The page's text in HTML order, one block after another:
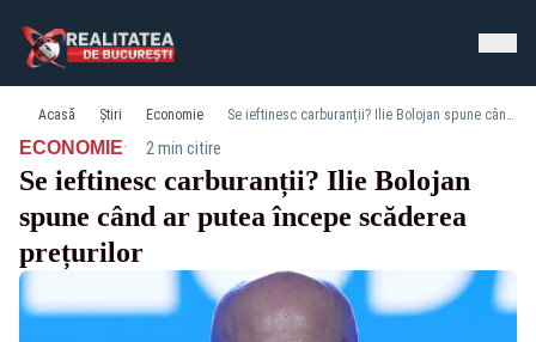
Acasă Știri Economie Se ieftinesc carburanții? Ilie Bolojan spune când ar putea începe scăderea prețurilor
ECONOMIE· 2 min citire
Se ieftinesc carburanții? Ilie Bolojan
spune când ar putea începe scăderea
prețurilor